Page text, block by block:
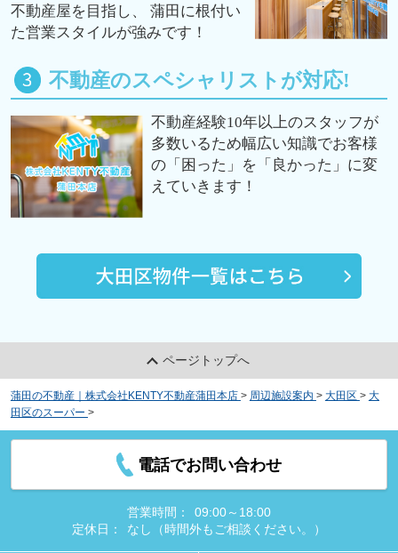
不動産屋を目指し、 蒲田に根付い
た営業スタイルが強みです！
不動産のスペシャリストが対応!
不動産経験10年以上のスタッフが
多数いるため幅広い知識でお客様
の「困った」を「良かった」に変
えていきます！
ページトップへ
蒲田の不動産｜株式会社KENTY不動産蒲田本店 > 周辺施設案内 > 大田区 > 大
田区のスーパー >
電話でお問い合わせ
営業時間：
09:00～18:00
定休日：
なし（時間外もご相談ください。）